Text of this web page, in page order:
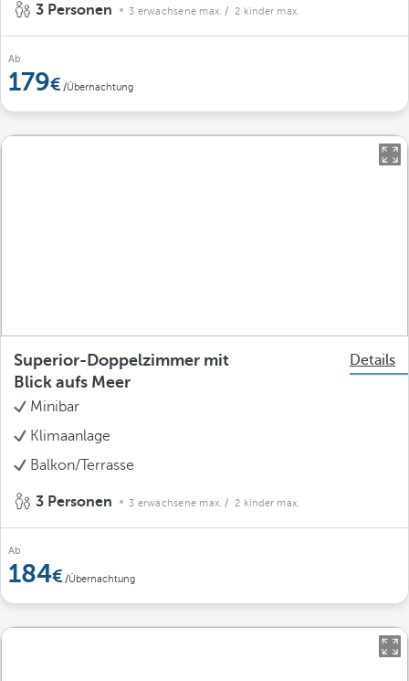
3 Personen 3 erwachsene max. / 2 kinder max.
Ab
179 /Übernachtung
Superior-Doppelzimmer mit
Blick aufs Meer
Details
Minibar
Klimaanlage
Balkon/Terrasse
3 Personen 3 erwachsene max. / 2 kinder max.
Ab
184 /Übernachtung